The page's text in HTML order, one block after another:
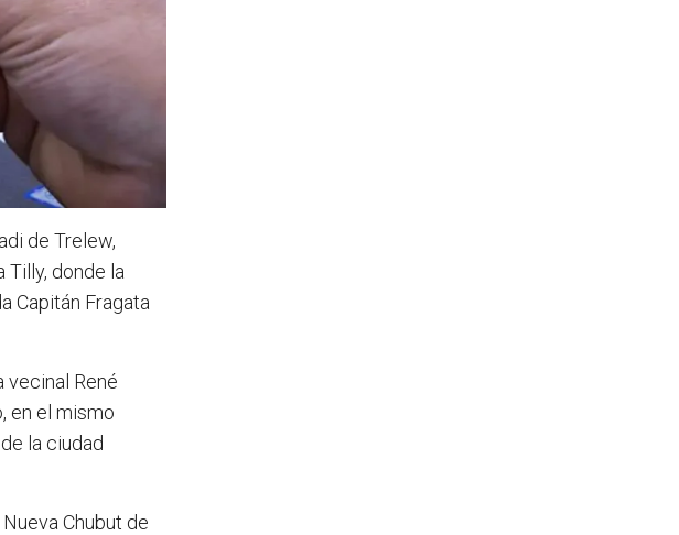
de Trelew,
Tilly, donde la
Capitán Fragata
vecinal René
en el mismo
la ciudad
Chubut de